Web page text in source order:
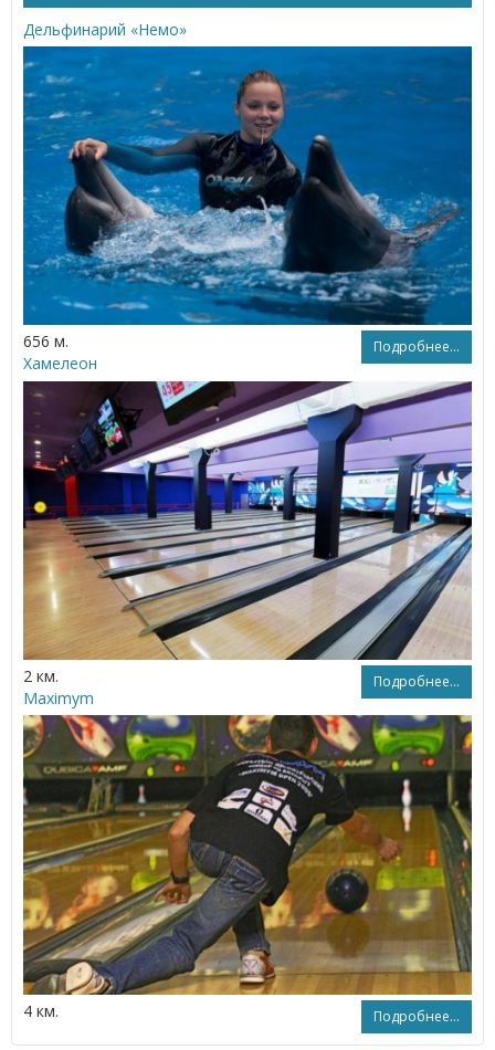
Дельфинарий «Немо»
656 м. Подробнее...
Хамелеон
2 км. Подробнее...
Maximym
4 км. Подробнее...